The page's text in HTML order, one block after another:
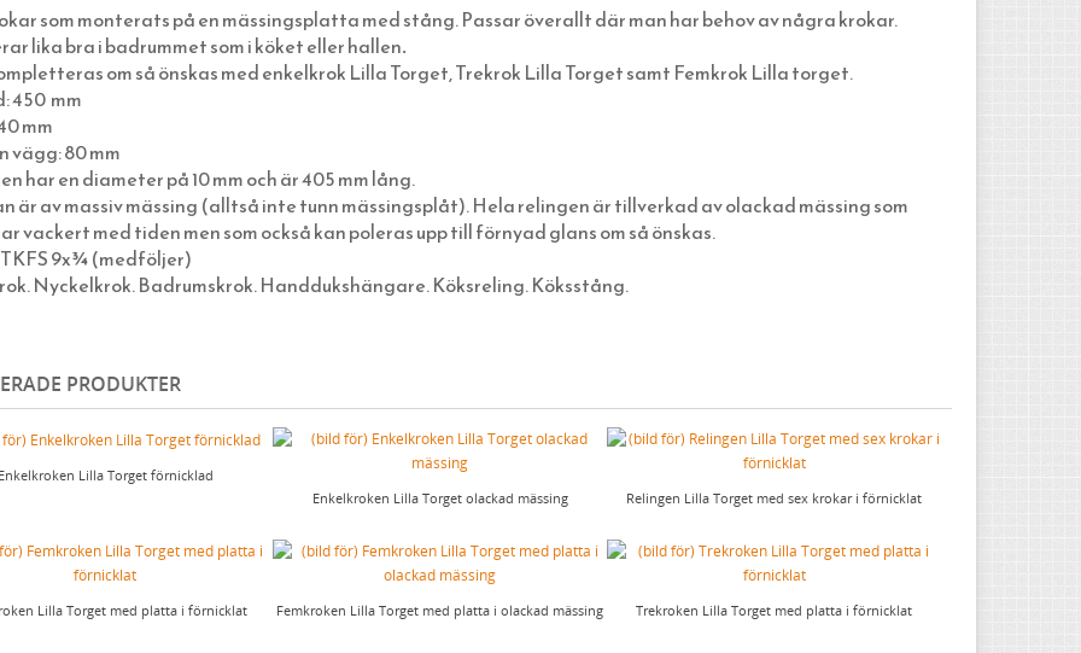
som monterats på en mässingsplatta med stång. Passar överallt där man har behov av några krokar.
lika bra i badrummet som i köket eller hallen.
om så önskas med enkelkrok Lilla Torget, Trekrok Lilla Torget samt Femkrok Lilla torget.
450 mm
mm
vägg: 80 mm
har en diameter på 10 mm och är 405 mm lång.
är av massiv mässing (alltså inte tunn mässingsplåt). Hela relingen är tillverkad av olackad mässing som
vackert med tiden men som också kan poleras upp till förnyad glans om så önskas.
TKFS 9x¾ (medföljer)
Nyckelkrok. Badrumskrok. Handdukshängare. Köksreling. Köksstång.
PRODUKTER
Enkelkroken Lilla Torget förnicklad
Enkelkroken Lilla Torget olackad mässing
Relingen Lilla Torget med sex krokar i förnicklat
Lilla Torget med platta i förnicklat Femkroken Lilla Torget med platta i olackad mässing Trekroken Lilla Torget med platta i förnicklat